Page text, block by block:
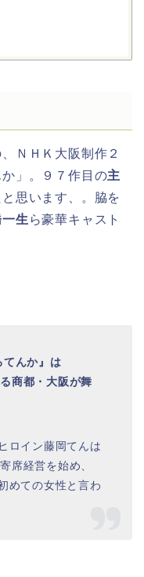
ＮＨＫ大阪制作２
」。９７作目の主
思います、。脇を
生 ら豪華キャスト
てんか』は
商都・大阪が舞
ロイン藤岡てんは
席経営を始め、
めての女性と言わ